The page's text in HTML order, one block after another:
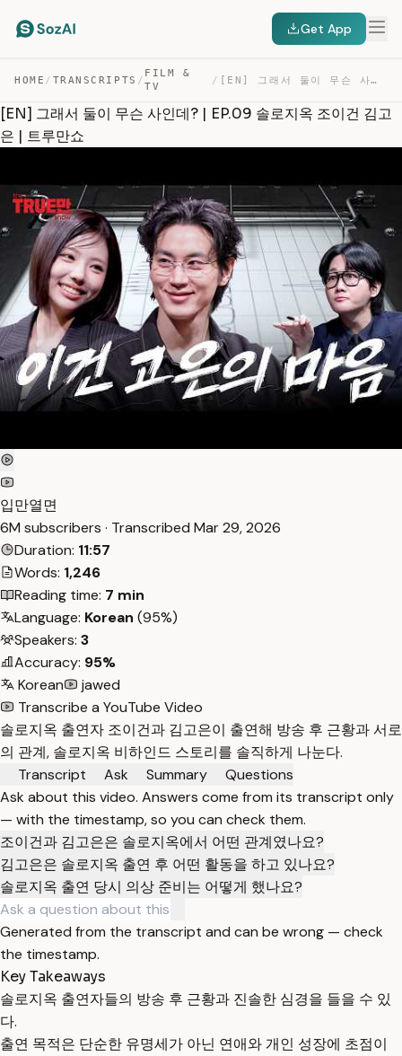
Get App
HOME / TRANSCRIPTS /
FILM &
TV
/ [EN] 그래서 둘이 무슨 사인데? | EP.09 솔로지옥 조이건 김고은 | 트루만쇼 — TRANSCRIPT
[EN] 그래서 둘이 무슨 사인데? | EP.09 솔로지옥 조이건 김고
은 | 트루만쇼
입만열면
6M subscribers · Transcribed Mar 29, 2026
Duration: 11:57
Words: 1,246
Reading time: 7 min
Language: Korean (95%)
Speakers: 3
Accuracy: 95%
Korean
jawed
Transcribe a YouTube Video
솔로지옥 출연자 조이건과 김고은이 출연해 방송 후 근황과 서로
의 관계, 솔로지옥 비하인드 스토리를 솔직하게 나눈다.
Transcript
Ask Summary
Questions
Ask about this video. Answers come from its transcript only
— with the timestamp, so you can check them.
조이건과 김고은은 솔로지옥에서 어떤 관계였나요?
김고은은 솔로지옥 출연 후 어떤 활동을 하고 있나요?
솔로지옥 출연 당시 의상 준비는 어떻게 했나요?
Generated from the transcript and can be wrong — check
the timestamp.
Key Takeaways
솔로지옥 출연자들의 방송 후 근황과 진솔한 심경을 들을 수 있
다.
출연 목적은 단순한 유명세가 아닌 연애와 개인 성장에 초점이